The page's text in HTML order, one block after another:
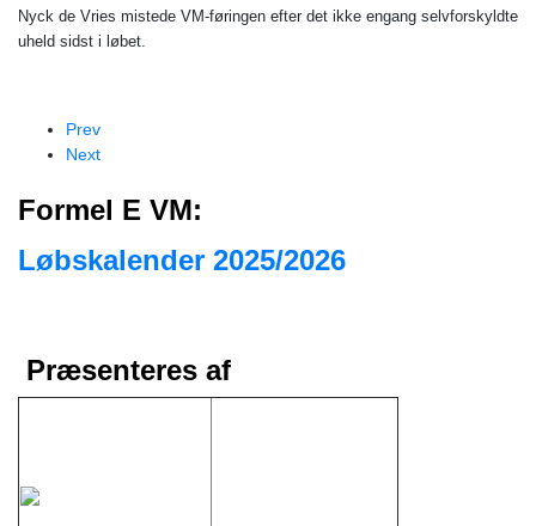
Nyck de Vries mistede VM-føringen efter det ikke engang selvforskyldte
uheld sidst i løbet.
Prev
Next
Formel E VM:
Løbskalender 2025/2026
Præsenteres af